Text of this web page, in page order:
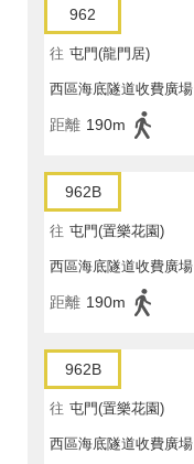
962
往 屯門(龍門居)
西區海底隧道收費廣場
距離 190m
962B
往 屯門(置樂花園)
西區海底隧道收費廣場
距離 190m
962B
往 屯門(置樂花園)
西區海底隧道收費廣場